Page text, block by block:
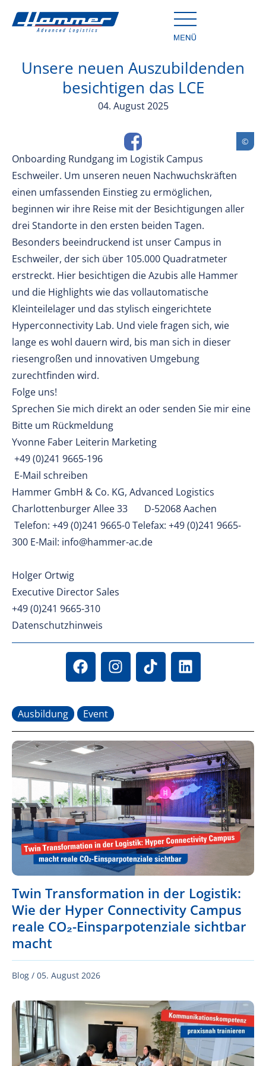
Unsere neuen Auszubildenden
besichtigen das LCE
04. August 2025
Onboarding Rundgang im Logistik Campus
Eschweiler. Um unseren neuen Nachwuchskräften
einen umfassenden Einstieg zu ermöglichen,
beginnen wir ihre Reise mit der Besichtigungen aller
drei Standorte in den ersten beiden Tagen.
Besonders beeindruckend ist unser Campus in
Eschweiler, der sich über 105.000 Quadratmeter
erstreckt. Hier besichtigen die Azubis alle Hammer
und die Highlights wie das vollautomatische
Kleinteilelager und das stylisch eingerichtete
Hyperconnectivity Lab. Und viele fragen sich, wie
lange es wohl dauern wird, bis man sich in dieser
riesengroßen und innovativen Umgebung
zurechtfinden wird.
Folge uns!
Sprechen Sie mich direkt an oder senden Sie mir eine
Bitte um Rückmeldung
Yvonne Faber Leiterin Marketing
+49 (0)241 9665-196
E-Mail schreiben
Hammer GmbH & Co. KG, Advanced Logistics
Charlottenburger Allee 33 D-52068 Aachen
Telefon: +49 (0)241 9665-0 Telefax: +49 (0)241 9665-
300 E-Mail: info@hammer-ac.de
Holger Ortwig
Executive Director Sales
+49 (0)241 9665-310
Datenschutzhinweis
Ausbildung Event
Twin Transformation in der Logistik:
Wie der Hyper Connectivity Campus
reale CO₂-Einsparpotenziale sichtbar
macht
Blog / 05. August 2026